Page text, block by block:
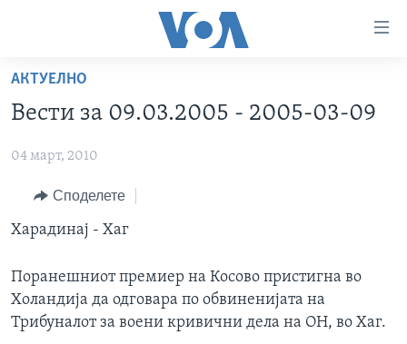
пристапност
Премини
на
главната
Премини
страната
навигација
Пребарувај
САД
МАКЕДОНИЈА
СВЕТ
ПОЛИТИКА
ЗДРАВЈЕ
ФОТОГАЛЕРИИ
ДОКУМЕНТАРЦИ
АРХИВИРАНА ПРОГРАМА
ВЕСТИ ОД САД ВО МИНУТА - АРХИВА
ИЗБОРИ ВО САД 2020 - АРХИВА
Learning English
АКТУЕЛНО
Вести за 09.03.2005 - 2005-03-09
04 март, 2010
Споделете
Харадинај - Хаг
Поранешниот премиер на Косово пристигна во
Холандија да одговара по обвиненијата на
Трибуналот за воени кривични дела на ОН, во Хаг.